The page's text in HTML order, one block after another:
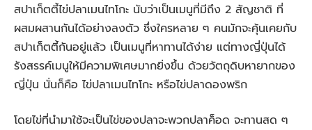
สปาเก็ตตี้ไข่ปลาเมนไทโกะ นับว่าเป็นเมนูที่มีถึง 2 สัญชาติ ที่
ผสมผสานกันได้อย่างลงตัว ซึ่งใครหลาย ๆ คนมักจะคุ้นเคยกับ
สปาเก็ตตี้กันอยู่แล้ว เป็นเมนูที่หาทานได้ง่าย แต่ทางญี่ปุ่นได้
รังสรรค์เมนูให้มีความพิเศษมากยิ่งขึ้น ด้วยวัตถุดิบหายากของ
ญี่ปุ่น นั่นก็คือ ไข่ปลาเมนไทโกะ หรือไข่ปลาดองพริก
โดยไข่ที่นำมาใช้จะเป็นไข่ของปลาจะพวกปลาค็อด จะทานสด ๆ